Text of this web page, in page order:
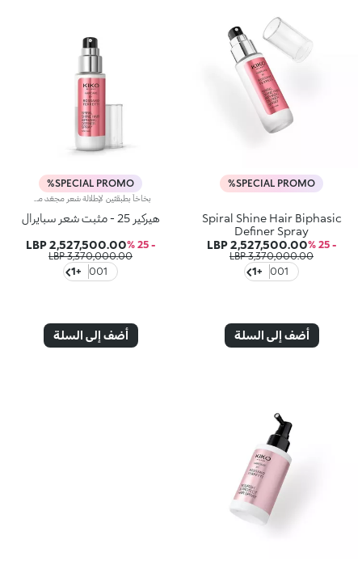
SPECIAL PROMO%
Spiral Shine Hair Biphasic
Definer Spray
- 25 %
2,527,500.00 LBP
3,370,000.00 LBP
001
+1
أضف إلى السلة
SPECIAL PROMO%
هيركير 25 - مثبت شعر سبايرال
- 25 %
2,527,500.00 LBP
3,370,000.00 LBP
001
+1
أضف إلى السلة